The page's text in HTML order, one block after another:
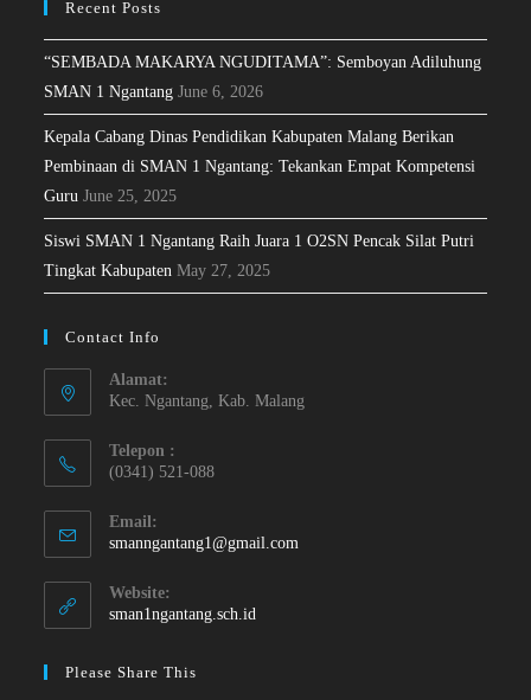
Recent Posts
“SEMBADA MAKARYA NGUDITAMA”: Semboyan Adiluhung
SMAN 1 Ngantang June 6, 2026
Kepala Cabang Dinas Pendidikan Kabupaten Malang Berikan
Pembinaan di SMAN 1 Ngantang: Tekankan Empat Kompetensi
Guru June 25, 2025
Siswi SMAN 1 Ngantang Raih Juara 1 O2SN Pencak Silat Putri
Tingkat Kabupaten May 27, 2025
Contact Info
Alamat:
Kec. Ngantang, Kab. Malang
Telepon :
(0341) 521-088
Email:
smanngantang1@gmail.com
Website:
sman1ngantang.sch.id
Please Share This